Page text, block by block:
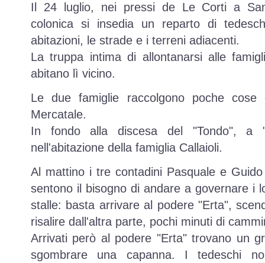
Il 24 luglio, nei pressi de Le Corti a
colonica si insedia un reparto di
abitazioni, le strade e i terreni adiacenti.
La truppa intima di allontanarsi alle
abitano lì vicino.
Le due famiglie raccolgono poche
Mercatale.
In fondo alla discesa del "Tondo", a
nell'abitazione della famiglia Callaioli.
Al mattino i tre contadini Pasquale e
sentono il bisogno di andare a governare i
stalle: basta arrivare al podere "Erta",
risalire dall'altra parte, pochi minuti di
Arrivati però al podere "Erta" trovano un
sgombrare una capanna. I tedeschi